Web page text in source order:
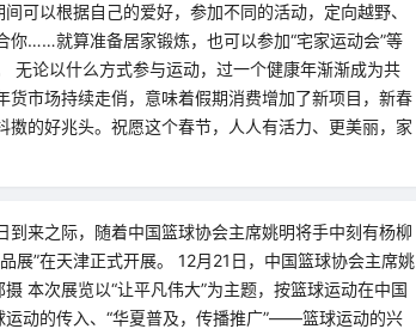
可以根据自己的爱好，参加不同的活动，定向越野、
……就算准备居家锻炼，也可以参加“宅家运动会”等
无论以什么方式参与运动，过一个健康年渐渐成为共
市场持续走俏，意味着假期消费增加了新项目，新春
的好兆头。祝愿这个春节，人人有活力、更美丽，家
来之际，随着中国篮球协会主席姚明将手中刻有杨柳
展”在天津正式开展。 12月21日，中国篮球协会主席姚
本次展览以“让平凡伟大”为主题，按篮球运动在中国
动的传入、“华夏普及，传播推广”——篮球运动的兴